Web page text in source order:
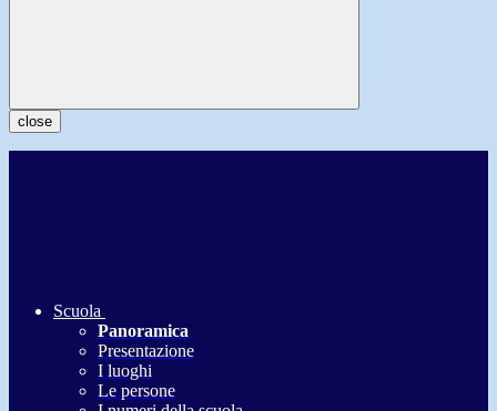
close
Scuola
Panoramica
Presentazione
I luoghi
Le persone